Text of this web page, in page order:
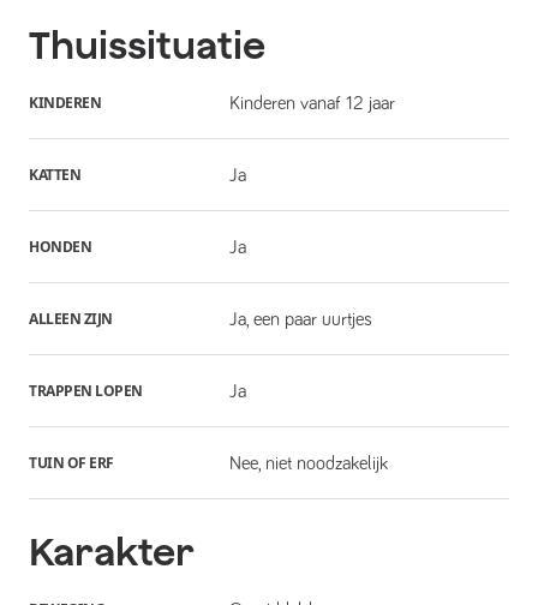
Thuissituatie
KINDEREN Kinderen vanaf 12 jaar
KATTEN Ja
HONDEN Ja
ALLEEN ZIJN Ja, een paar uurtjes
TRAPPEN LOPEN Ja
TUIN OF ERF Nee, niet noodzakelijk
Karakter